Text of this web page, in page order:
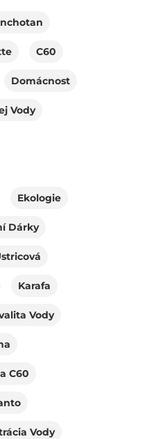
C60
Domácnost
Vody
Ekologie
Dárky
Karafa
Vody
C60
Vody